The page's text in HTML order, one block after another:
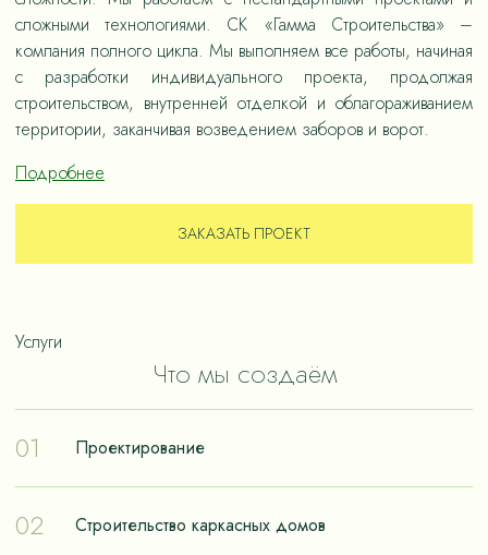
сложными технологиями. СК «Гамма Строительства» –
компания полного цикла. Мы выполняем все работы, начиная
с разработки индивидуального проекта, продолжая
строительством, внутренней отделкой и облагораживанием
территории, заканчивая возведением заборов и ворот.
Подробнее
ЗАКАЗАТЬ ПРОЕКТ
Услуги
Что мы создаём
01
Проектирование
реализации мечты о собственном доме. Чтобы дом
02 Строительство каркасных домов